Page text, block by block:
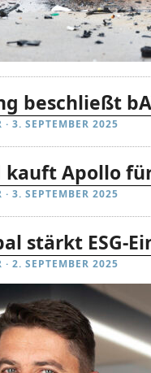
beschließt
· 3. SEPTEMBER 2025
kauft Apollo
· 3. SEPTEMBER 2025
stärkt ESG-
· 2. SEPTEMBER 2025